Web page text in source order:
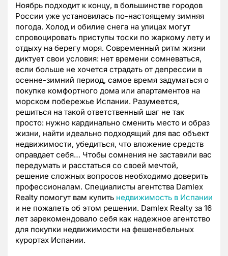
Ноябрь подходит к концу, в большинстве городов
России уже установилась по-настоящему зимняя
погода. Холод и обилие снега на улицах могут
спровоцировать приступы тоски по жаркому лету и
отдыху на берегу моря. Современный ритм жизни
диктует свои условия: нет времени сомневаться,
если больше не хочется страдать от депрессии в
осенне-зимний период, самое время задуматься о
покупке комфортного дома или апартаментов на
морском побережье Испании. Разумеется,
решиться на такой ответственный шаг не так
просто: нужно кардинально сменить место и образ
жизни, найти идеально подходящий для вас объект
недвижимости, убедиться, что вложение средств
оправдает себя… Чтобы сомнения не заставили вас
передумать и расстаться со своей мечтой,
решение сложных вопросов необходимо доверить
профессионалам. Специалисты агентства Damlex
Realty помогут вам купить недвижимость в Испании
и не пожалеть об этом решении. Damlex Realty за 16
лет зарекомендовало себя как надежное агентство
для покупки недвижимости на фешенебельных
курортах Испании.